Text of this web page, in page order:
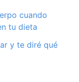
cuando
tu dieta
y te diré qué